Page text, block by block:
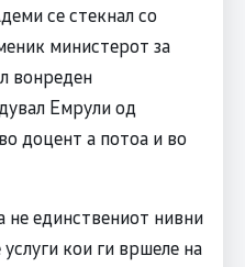
се стекнал со
министерот за
вонреден
Емрули од
доцент а потоа и во
не единствениот нивни
кои ги вршеле на